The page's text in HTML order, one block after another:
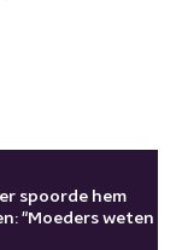
spoorde hem
"Moeders weten